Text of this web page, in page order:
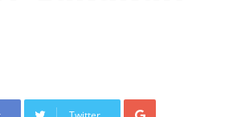
Google+